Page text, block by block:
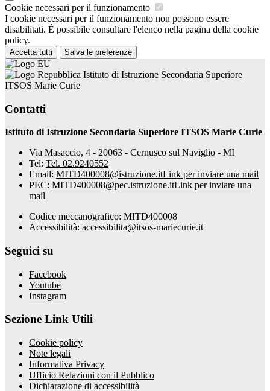
Cookie necessari per il funzionamento
I cookie necessari per il funzionamento non possono essere
disabilitati. È possibile consultare l'elenco nella pagina della cookie
policy.
Accetta tutti Salva le preferenze
Istituto di Istruzione Secondaria Superiore
ITSOS Marie Curie
Contatti
Istituto di Istruzione Secondaria Superiore ITSOS Marie Curie
Via Masaccio, 4 - 20063 - Cernusco sul Naviglio - MI
Tel: Tel. 02.9240552
Email: MITD400008@istruzione.itLink per inviare una mail
PEC: MITD400008@pec.istruzione.itLink per inviare una
mail
Codice meccanografico: MITD400008
Accessibilità: accessibilita@itsos-mariecurie.it
Seguici su
Facebook
Youtube
Instagram
Sezione Link Utili
Cookie policy
Note legali
Informativa Privacy
Ufficio Relazioni con il Pubblico
Dichiarazione di accessibilità